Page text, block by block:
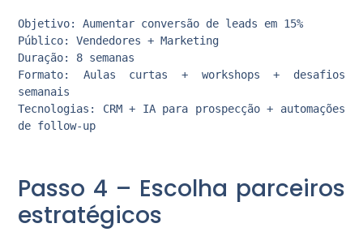
Objetivo: Aumentar conversão de leads em 15%
Público: Vendedores + Marketing
Duração: 8 semanas
Formato: Aulas curtas + workshops + desafios
semanais
Tecnologias: CRM + IA para prospecção + automações
de follow-up
Passo 4 – Escolha parceiros
estratégicos